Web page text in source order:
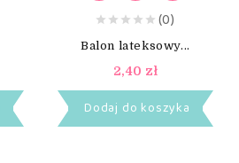
(0)
Balon lateksowy...
2,40 zł
Dodaj do koszyka